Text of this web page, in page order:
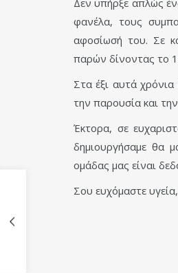
Δεν υπήρξε απλώς
φανέλα, τους
αφοσίωσή του. Σε
παρών δίνοντας το
Στα έξι αυτά
την παρουσία και
Έκτορα, σε
δημιουργήσαμε θα
ομάδας μας είναι
Σου ευχόμαστε